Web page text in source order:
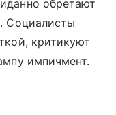
обретают
Социалисты
критикуют
импичмент.